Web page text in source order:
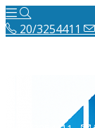
20/3254411